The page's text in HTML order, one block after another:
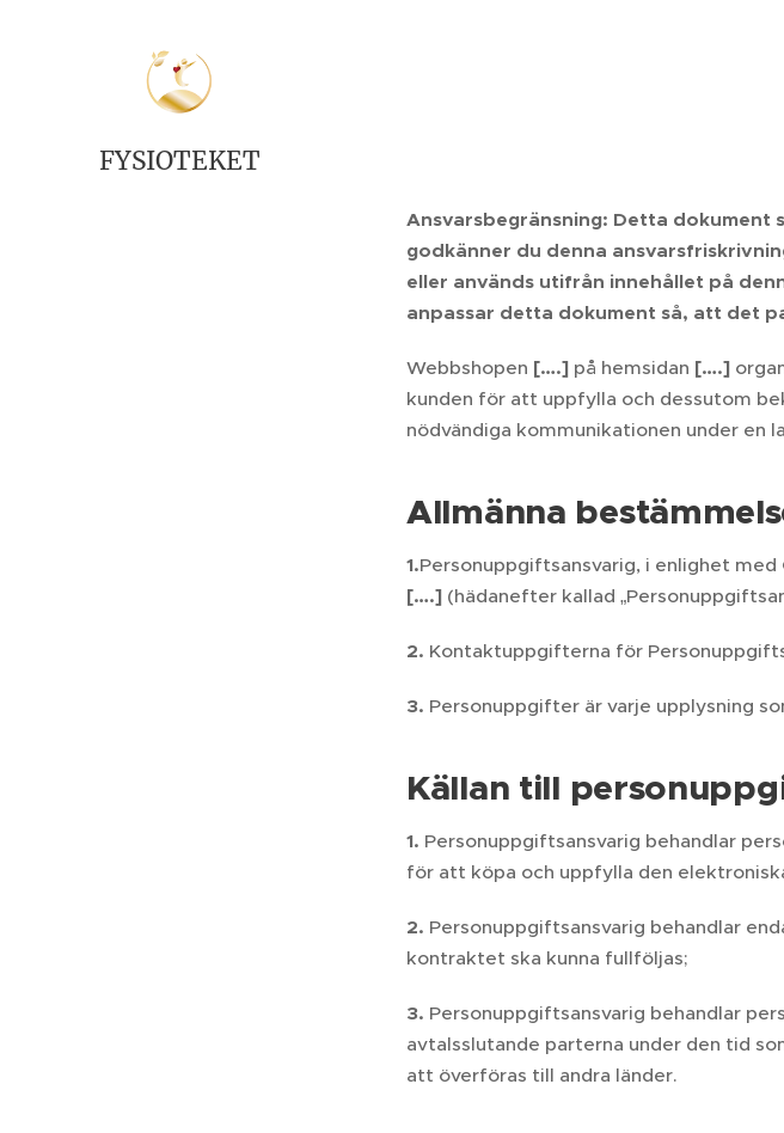
FYSIOTEKET
Ansvarsbegränsning: Detta dokument
godkänner du denna
eller används utifrån innehållet på
anpassar detta dokument så, att det
Webbshopen [….] på hemsidan [….]
kunden för att uppfylla och dessutom
nödvändiga kommunikationen under en
Allmänna
1.Personuppgiftsansvarig, i enlighet med
[….] (hädanefter kallad
2. Kontaktuppgifterna för
3. Personuppgifter är varje upplysning
Källan till
1. Personuppgiftsansvarig behandlar
för att köpa och uppfylla den
2. Personuppgiftsansvarig behandlar
kontraktet ska kunna fullföljas;
3. Personuppgiftsansvarig behandlar
avtalsslutande parterna under den tid
att överföras till andra länder.